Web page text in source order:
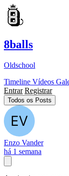
8balls
Oldschool
Timeline Vídeos
Entrar Registrar
Todos os Posts
Enzo Vander
há 1 semana